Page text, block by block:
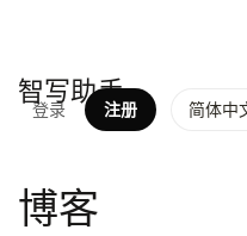
智写助手
登录 注册 简体中
博客